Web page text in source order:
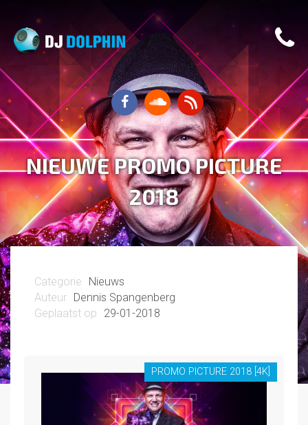
NIEUWE PROMO PICTURE
2018
Nieuws
Dennis Spangenberg
29-01-2018
PROMO PICTURE 2018 [4K]